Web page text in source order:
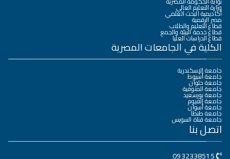
وزارة التعليم العالي
أكاديمية البحث العلمي
مصر الرقمية
قطاع التعليم والطلاب
قطاع خدمة البيئة والجمع
قطاع الدراسات العليا
الكلية في الجامعات المصرية
جامعة الإسكندرية
جامعة أسيوط
جامعة حلوان
جامعة المنوفية
جامعة بورسعيد
جامعة الفيوم
جامعة أسوان
جامعة طنطا
جامعة قناة السويس
اتصل بنا
0932338515